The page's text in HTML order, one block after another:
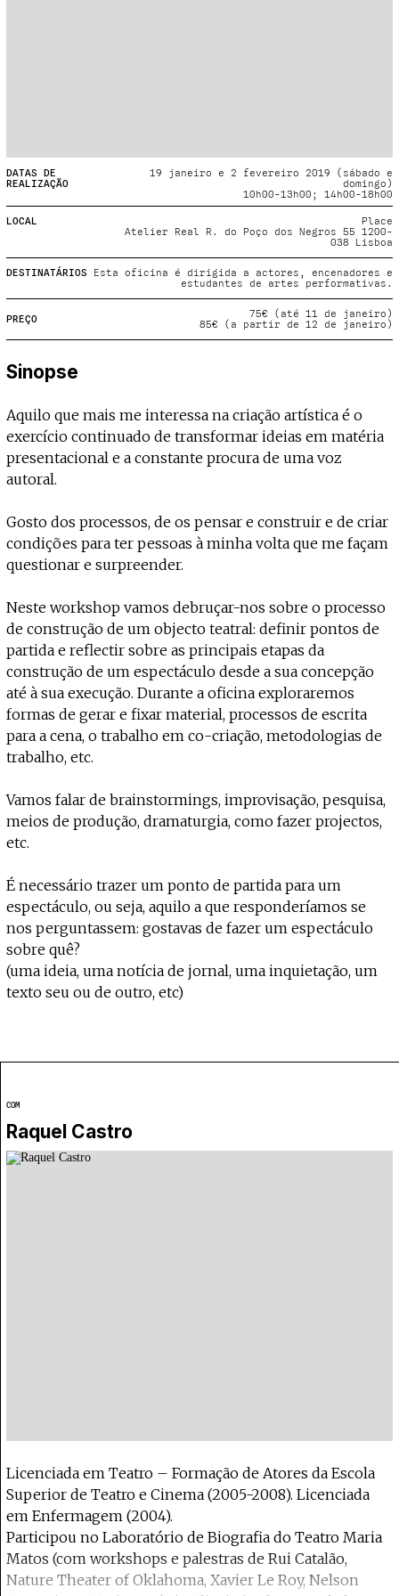
DATAS DE
REALIZAÇÃO
19 janeiro e 2 fevereiro 2019 (sábado e
domingo)
10h00-13h00; 14h00-18h00
LOCAL
Place
Atelier Real R. do Poço dos Negros 55 1200-
038 Lisboa
DESTINATÁRIOS
Esta oficina é dirigida a actores, encenadores e
estudantes de artes performativas.
PREÇO
75€ (até 11 de janeiro)
85€ (a partir de 12 de janeiro)
Sinopse
Aquilo que mais me interessa na criação artística é o
exercício continuado de transformar ideias em matéria
presentacional e a constante procura de uma voz
autoral.
Gosto dos processos, de os pensar e construir e de criar
condições para ter pessoas à minha volta que me façam
questionar e surpreender.
Neste workshop vamos debruçar-nos sobre o processo
de construção de um objecto teatral: definir pontos de
partida e reflectir sobre as principais etapas da
construção de um espectáculo desde a sua concepção
até à sua execução. Durante a oficina exploraremos
formas de gerar e fixar material, processos de escrita
para a cena, o trabalho em co-criação, metodologias de
trabalho, etc.
Vamos falar de brainstormings, improvisação, pesquisa,
meios de produção, dramaturgia, como fazer projectos,
etc.
É necessário trazer um ponto de partida para um
espectáculo, ou seja, aquilo a que responderíamos se
nos perguntassem: gostavas de fazer um espectáculo
sobre quê?
(uma ideia, uma notícia de jornal, uma inquietação, um
texto seu ou de outro, etc)
COM
Raquel Castro
Licenciada em Teatro – Formação de Atores da Escola
Superior de Teatro e Cinema (2005-2008). Licenciada
em Enfermagem (2004).
Participou no Laboratório de Biografia do Teatro Maria
Matos (com workshops e palestras de Rui Catalão,
Nature Theater of Oklahoma, Xavier Le Roy, Nelson